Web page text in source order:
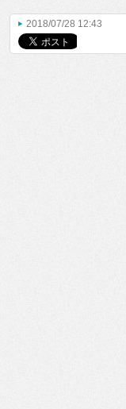
2018/07/28 12:43